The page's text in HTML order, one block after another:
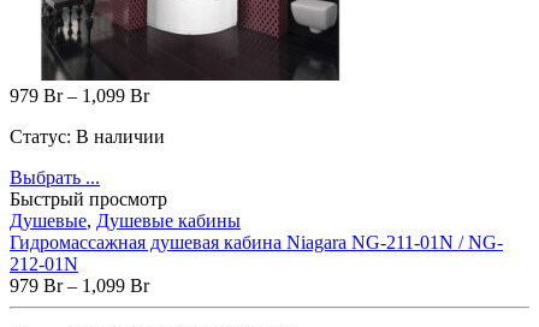
979 Br– 1,099 Br
Статус: В наличии
Выбрать ...
Быстрый просмотр
Душевые, Душевые кабины
Гидромассажная душевая кабина Niagara NG-211-01N / NG-
212-01N
979 Br– 1,099 Br